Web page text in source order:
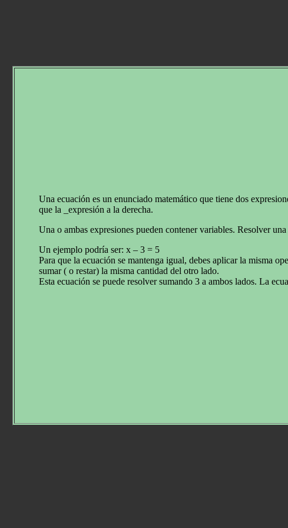
Una ecuación es un enunciado matemático que tiene dos
que la _expresión a la derecha.
Una o ambas expresiones pueden contener variables. Resolver
Un ejemplo podría ser: x – 3 = 5
Para que la ecuación se mantenga igual, debes aplicar la misma
sumar ( o restar) la misma cantidad del otro lado.
Esta ecuación se puede resolver sumando 3 a ambos lados. La